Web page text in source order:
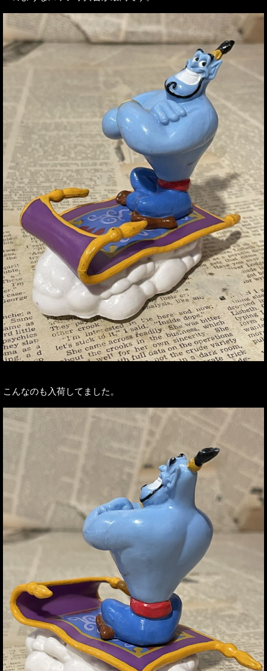
こんなのも入荷してました。